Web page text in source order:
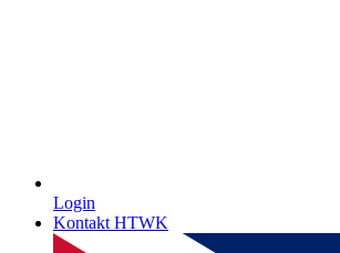
Login
Kontakt HTWK